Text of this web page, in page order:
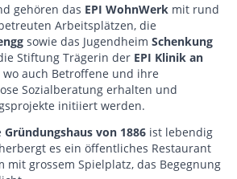
gehören das EPI WohnWerk mit rund
Arbeitsplätzen, die
sowie das Jugendheim Schenkung
Stiftung Trägerin der EPI Klinik an
wo auch Betroffene und ihre
Sozialberatung erhalten und
initiiert werden.
Gründungshaus von 1886 ist lebendig
es ein öffentliches Restaurant
mit grossem Spielplatz, das Begegnung